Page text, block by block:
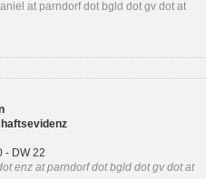
at parndorf dot bgld dot gv dot at
- DW 22
enz at parndorf dot bgld dot gv dot at